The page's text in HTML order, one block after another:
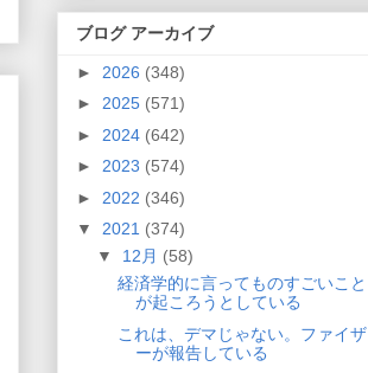
ブログ アーカイブ
► 2026 (348)
► 2025 (571)
► 2024 (642)
► 2023 (574)
► 2022 (346)
▼ 2021 (374)
▼ 12月 (58)
経済学的に言ってものすごいこと
が起ころうとしている
これは、デマじゃない。ファイザ
ーが報告している